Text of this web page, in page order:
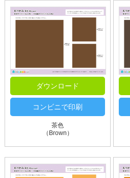
ダウンロード
コンビニで印刷
茶色
（Brown）